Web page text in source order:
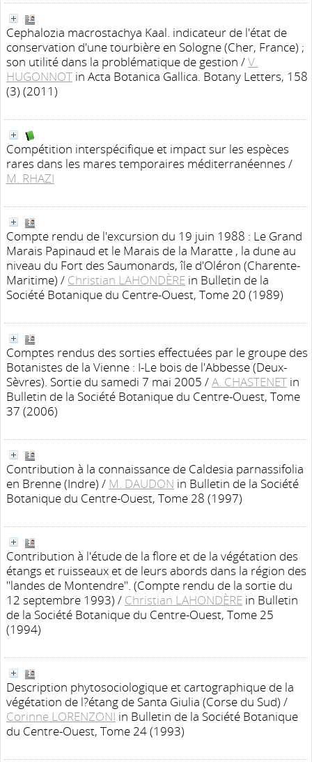
Cephalozia macrostachya Kaal. indicateur de l'état de
conservation d'une tourbière en Sologne (Cher, France) ;
son utilité dans la problématique de gestion /V.
HUGONNOT in Acta Botanica Gallica. Botany Letters, 158
(3) (2011)
Compétition interspécifique et impact sur les espèces
rares dans les mares temporaires méditerranéennes /
M. RHAZI
Compte rendu de l'excursion du 19 juin 1988 : Le Grand
Marais Papinaud et le Marais de la Maratte , la dune au
niveau du Fort des Saumonards, île d'Oléron (Charente-
Maritime) / Christian LAHONDÈRE in Bulletin de la
Société Botanique du Centre-Ouest, Tome 20 (1989)
Comptes rendus des sorties effectuées par le groupe des
Botanistes de la Vienne : I-Le bois de l'Abbesse (Deux-
Sèvres). Sortie du samedi 7 mai 2005 /A. CHASTENET in
Bulletin de la Société Botanique du Centre-Ouest, Tome
37 (2006)
Contribution à la connaissance de Caldesia parnassifolia
en Brenne (Indre) / M. DAUDON in Bulletin de la Société
Botanique du Centre-Ouest, Tome 28 (1997)
Contribution à l'étude de la flore et de la végétation des
étangs et ruisseaux et de leurs abords dans la région des
"landes de Montendre". (Compte rendu de la sortie du
12 septembre 1993) / Christian LAHONDÈRE in Bulletin
de la Société Botanique du Centre-Ouest, Tome 25
(1994)
Description phytosociologique et cartographique de la
végétation de l?étang de Santa Giulia (Corse du Sud) /
Corinne LORENZONI in Bulletin de la Société Botanique
du Centre-Ouest, Tome 24 (1993)